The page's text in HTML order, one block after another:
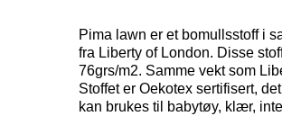
Pima lawn er et bomullsstoff i
fra Liberty of London. Disse
76grs/m2. Samme vekt som
Stoffet er Oekotex sertifisert,
kan brukes til babytøy, klær,